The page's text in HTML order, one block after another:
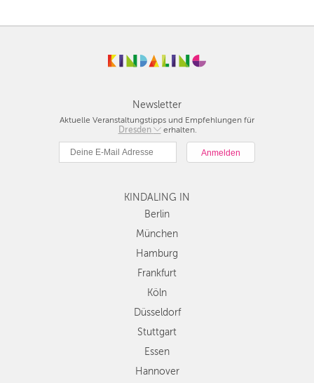
Newsletter
Aktuelle Veranstaltungstipps und Empfehlungen für
Dresden
Berlin
München
Hamburg
Köln
Stuttgart
Nürnberg
Andere
Regionen
erhalten.
KINDALING IN
Berlin
München
Hamburg
Frankfurt
Köln
Düsseldorf
Stuttgart
Essen
Hannover